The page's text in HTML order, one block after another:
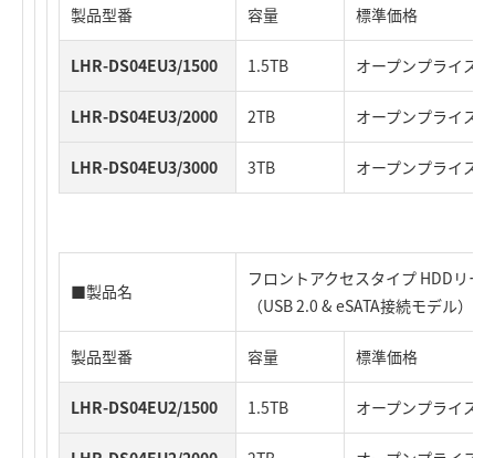
製品型番 容量 標準価格
LHR-DS04EU3/1500 1.5TB オープンプライス
LHR-DS04EU3/2000 2TB オープンプライス
LHR-DS04EU3/3000 3TB オープンプライス
■製品名
フロントアクセスタイプ HDDリ
（USB 2.0 & eSATA接続モデル）
製品型番 容量 標準価格
LHR-DS04EU2/1500 1.5TB オープンプライス